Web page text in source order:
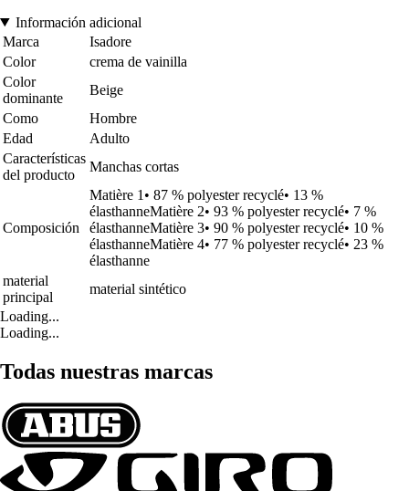
Información adicional
Marca
Isadore
Color
crema de vainilla
Color
dominante
Beige
Como
Hombre
Edad
Adulto
Características
del producto
Manchas cortas
Composición
Matière 1• 87 % polyester recyclé• 13 %
élasthanneMatière 2• 93 % polyester recyclé• 7 %
élasthanneMatière 3• 90 % polyester recyclé• 10 %
élasthanneMatière 4• 77 % polyester recyclé• 23 %
élasthanne
material
principal
material sintético
Loading...
Loading...
Todas nuestras marcas